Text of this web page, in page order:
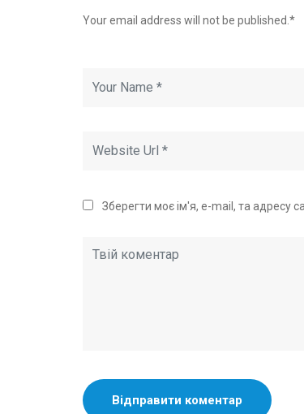
Your email address will not be published.*
Зберегти моє ім'я, e-mail, та адресу